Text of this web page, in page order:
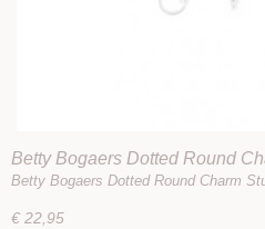
Betty Bogaers Dotted Round
Silver
Betty Bogaers Dotted Round Charm
€ 22,95